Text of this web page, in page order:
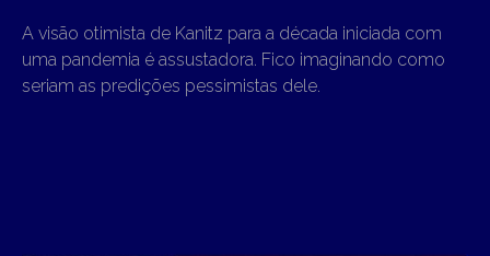
A visão otimista de Kanitz para a década iniciada com
uma pandemia é assustadora. Fico imaginando como
seriam as predições pessimistas dele.